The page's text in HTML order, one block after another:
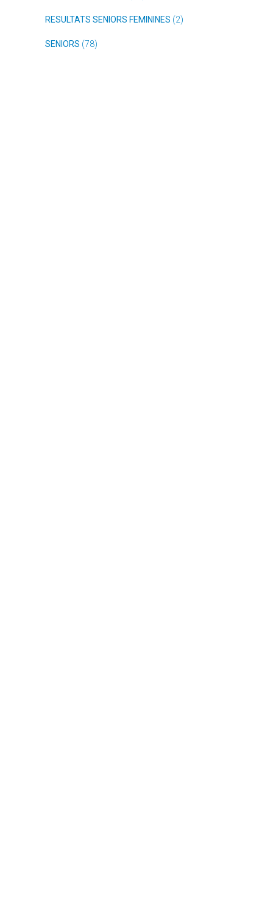
RESULTATS SENIORS FEMININES (2)
SENIORS (78)